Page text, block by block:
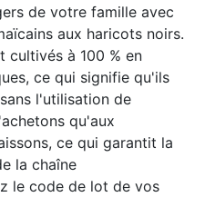
de votre famille avec
aux haricots noirs.
cultivés à 100 % en
ce qui signifie qu'ils
l'utilisation de
qu'aux
ce qui garantit la
la chaîne
le code de lot de vos